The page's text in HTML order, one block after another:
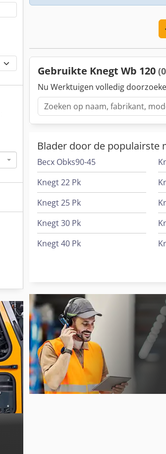
Gebruikte Knegt Wb 120
Nu Werktuigen volledig
Blader door de populairste
Becx Obks90-45
Knegt 22 Pk
Knegt 25 Pk
Knegt 30 Pk
Knegt 40 Pk
Knegt Kmss 145 Sideshift
Knegt Kmss 175 Sideshift